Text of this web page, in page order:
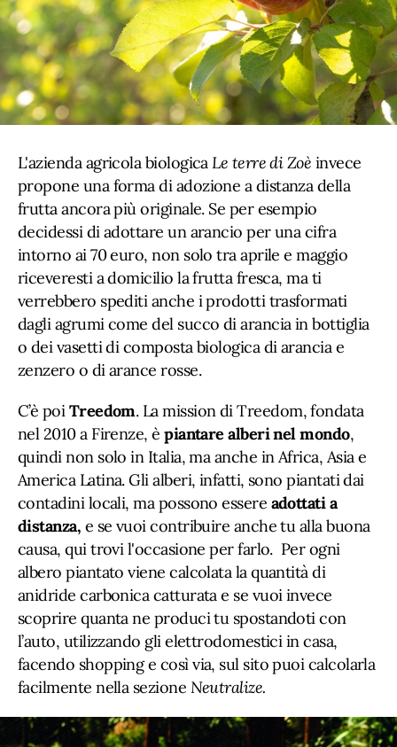
L'azienda agricola biologicaLe terre di Zoè invece
propone una forma di adozione a distanza della
frutta ancora più originale. Se per esempio
decidessi di adottare un arancio per una cifra
intorno ai 70 euro, non solo tra aprile e maggio
riceveresti a domicilio la frutta fresca, ma ti
verrebbero spediti anche i prodotti trasformati
dagli agrumi come del succo di arancia in bottiglia
o dei vasetti di composta biologica di arancia e
zenzero o di arance rosse.
C’è poiTreedom. La mission di Treedom, fondata
nel 2010 a Firenze, èpiantare alberi nel mondo,
quindi non solo in Italia, ma anche in Africa, Asia e
America Latina. Gli alberi, infatti, sono piantati dai
contadini locali, ma possono essere adottati a
distanza, e se vuoi contribuire anche tu alla buona
causa, qui trovi l'occasione per farlo. Per ogni
albero piantato viene calcolata la quantità di
anidride carbonica catturata e se vuoi invece
scoprire quanta ne produci tu spostandoti con
l’auto, utilizzando gli elettrodomestici in casa,
facendo shopping e così via, sul sito puoi calcolarla
facilmente nella sezione Neutralize.